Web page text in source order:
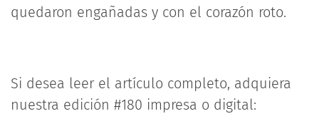
quedaron engañadas y con el corazón roto.
Si desea leer el artículo completo, adquiera
nuestra edición #180 impresa o digital: